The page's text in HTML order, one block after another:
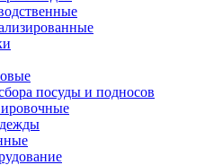
посуды и подносов